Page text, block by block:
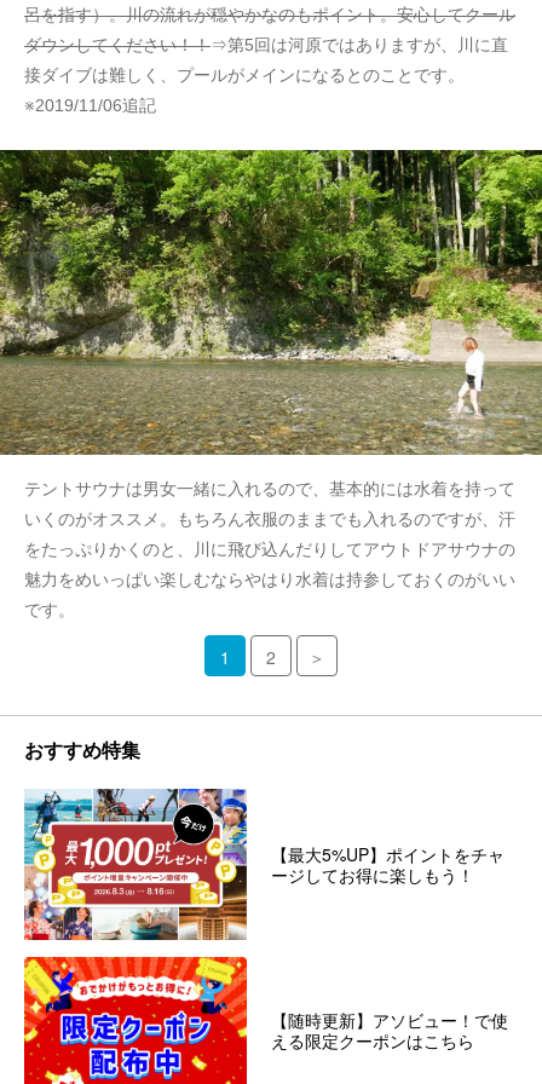
呂を指す）。川の流れが穏やかなのもポイント。安心してクール
ダウンしてください！！⇒第5回は河原ではありますが、川に直
接ダイブは難しく、プールがメインになるとのことです。
※2019/11/06追記
テントサウナは男女一緒に入れるので、基本的には水着を持って
いくのがオススメ。もちろん衣服のままでも入れるのですが、汗
をたっぷりかくのと、川に飛び込んだりしてアウトドアサウナの
魅力をめいっぱい楽しむならやはり水着は持参しておくのがいい
です。
1 2 ＞
おすすめ特集
【最大5%UP】ポイントをチャ
ージしてお得に楽しもう！
【随時更新】アソビュー！で使
える限定クーポンはこちら